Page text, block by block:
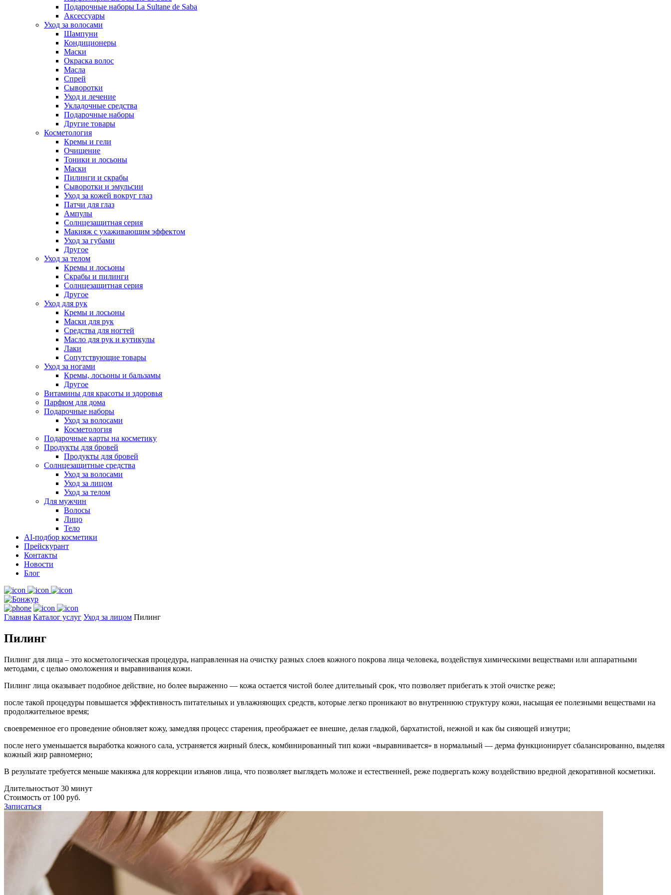
Подарочные наборы La Sultane de Saba
Аксессуары
Уход за волосами
Шампуни
Кондиционеры
Маски
Окраска волос
Масла
Спрей
Сыворотки
Уход и лечение
Укладочные средства
Подарочные наборы
Другие товары
Косметология
Кремы и гели
Очищение
Тоники и лосьоны
Маски
Пилинги и скрабы
Сыворотки и эмульсии
Уход за кожей вокруг глаз
Патчи для глаз
Ампулы
Солнцезащитная серия
Макияж с ухаживающим эффектом
Уход за губами
Другое
Уход за телом
Кремы и лосьоны
Скрабы и пилинги
Солнцезащитная серия
Другое
Уход для рук
Кремы и лосьоны
Маски для рук
Средства для ногтей
Масло для рук и кутикулы
Лаки
Сопутствующие товары
Уход за ногами
Кремы, лосьоны и бальзамы
Другое
Витамины для красоты и здоровья
Парфюм для дома
Подарочные наборы
Уход за волосами
Косметология
Подарочные карты на косметику
Продукты для бровей
Продукты для бровей
Солнцезащитные средства
Уход за волосами
Уход за лицом
Уход за телом
Для мужчин
Волосы
Лицо
Тело
AI-подбор косметики
Прейскурант
Контакты
Новости
Блог
Главная Каталог услуг Уход за лицом Пилинг
Пилинг
Пилинг для лица – это косметологическая процедура, направленная на очистку разных слоев кожного покрова лица человека, воздействуя химическими веществами или аппаратными
методами, с целью омоложения и выравнивания кожи.
Пилинг лица оказывает подобное действие, но более выраженно — кожа остается чистой более длительный срок, что позволяет прибегать к этой очистке реже;
после такой процедуры повышается эффективность питательных и увлажняющих средств, которые легко проникают во внутреннюю структуру кожи, насыщая ее полезными веществами на
продолжительное время;
своевременное его проведение обновляет кожу, замедляя процесс старения, преображает ее внешне, делая гладкой, бархатистой, нежной и как бы сияющей изнутри;
после него уменьшается выработка кожного сала, устраняется жирный блеск, комбинированный тип кожи «выравнивается» в нормальный — дерма функционирует сбалансированно, выделяя
кожный жир равномерно;
В результате требуется меньше макияжа для коррекции изъянов лица, что позволяет выглядеть моложе и естественней, реже подвергать кожу воздействию вредной декоративной косметики.
Длительностьот 30 минут
Стоимость от 100 руб.
Записаться